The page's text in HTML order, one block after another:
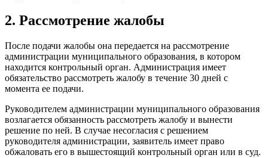
2. Рассмотрение жалобы
После подачи жалобы она передается на рассмотрение
администрации муниципального образования, в котором
находится контрольный орган. Администрация имеет
обязательство рассмотреть жалобу в течение 30 дней с
момента ее подачи.
Руководителем администрации муниципального образования
возлагается обязанность рассмотреть жалобу и вынести
решение по ней. В случае несогласия с решением
руководителя администрации, заявитель имеет право
обжаловать его в вышестоящий контрольный орган или в суд.